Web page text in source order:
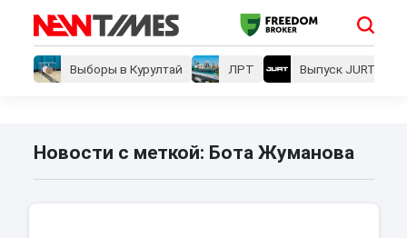
Выборы в Курултай ЛРТ Выпуск JURT
Новости с меткой: Бота Жуманова